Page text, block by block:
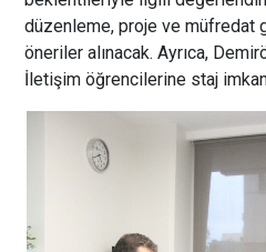
düzenleme, proje ve müfredat
öneriler alınacak. Ayrıca,
İletişim öğrencilerine staj